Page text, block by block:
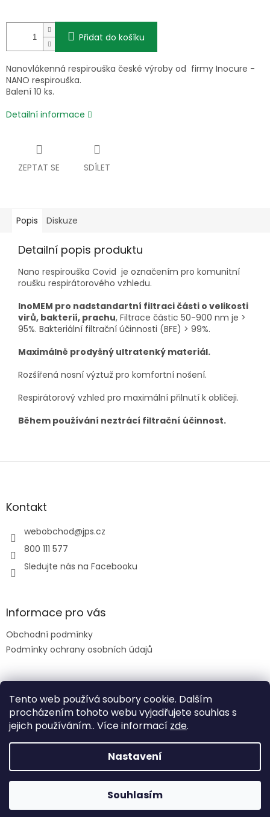
Tento web používá soubory cookie. Dalším
procházením tohoto webu vyjadřujete souhlas s
jejich používáním.. Více informací zde.
Nastavení
Souhlasím
Přidat do košíku
Nanovlákenná respirouška české výroby od firmy Inocure -
NANO respirouška.
Balení 10 ks.
Detailní informace
ZEPTAT SE SDÍLET
Popis Diskuze
Detailní popis produktu
Nano respirouška Covid je označením pro komunitní
roušku respirátorového vzhledu.
InoMEM pro nadstandartní filtraci části o velikosti
virů, bakterií, prachu, Filtrace částic 50-900 nm je >
95%. Bakteriální filtrační účinnosti (BFE) > 99%.
Maximálně prodyšný ultratenký materiál.
Rozšířená nosní výztuž pro komfortní nošení.
Respirátorový vzhled pro maximální přilnutí k obličeji.
Během používání neztrácí filtrační účinnost.
Z
aKontakt
webobchod@jps.cz
800 111 577
Sledujte nás na Facebooku
Informace pro vás
Obchodní podmínky
Podmínky ochrany osobních údajů
Facebook
Vytvořil Shoptet|Realizoval Appgrade
JPS. Všechna práva vyhrazena.